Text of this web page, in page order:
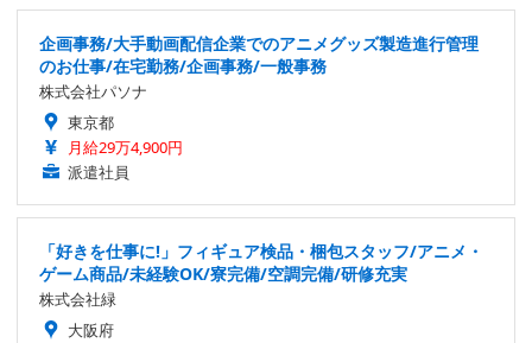
企画事務/大手動画配信企業でのアニメグッズ製造進行管理
のお仕事/在宅勤務/企画事務/一般事務
株式会社パソナ
東京都
月給29万4,900円
派遣社員
「好きを仕事に!」フィギュア検品・梱包スタッフ/アニメ・
ゲーム商品/未経験OK/寮完備/空調完備/研修充実
株式会社緑
大阪府